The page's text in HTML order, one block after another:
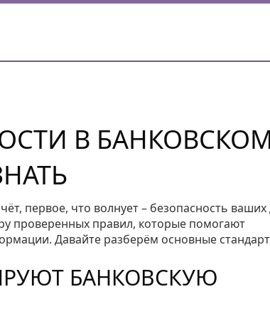
В
первое, что волнует – безопасность ваших
проверенных правил, которые помогают
Давайте разберём основные
БАНКОВСКУЮ